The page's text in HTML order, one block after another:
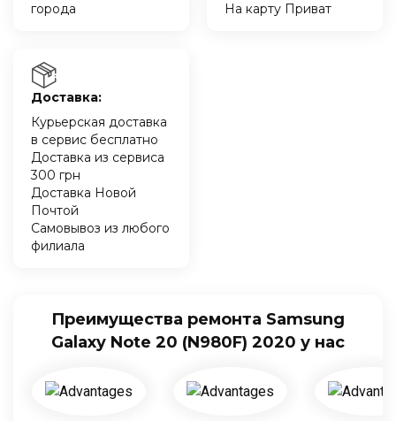
города
На карту Приват
Доставка:
Курьерская доставка
в сервис бесплатно
Доставка из сервиса
300 грн
Доставка Новой
Почтой
Самовывоз из любого
филиала
Преимущества ремонта Samsung
Galaxy Note 20 (N980F) 2020 у нас